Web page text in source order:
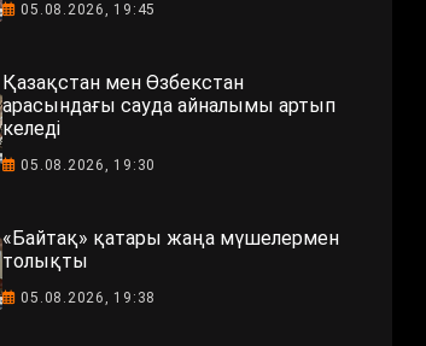
05.08.2026, 19:45
Қазақстан мен Өзбекстан
арасындағы сауда айналымы артып
келеді
05.08.2026, 19:30
«Байтақ» қатары жаңа мүшелермен
толықты
05.08.2026, 19:38